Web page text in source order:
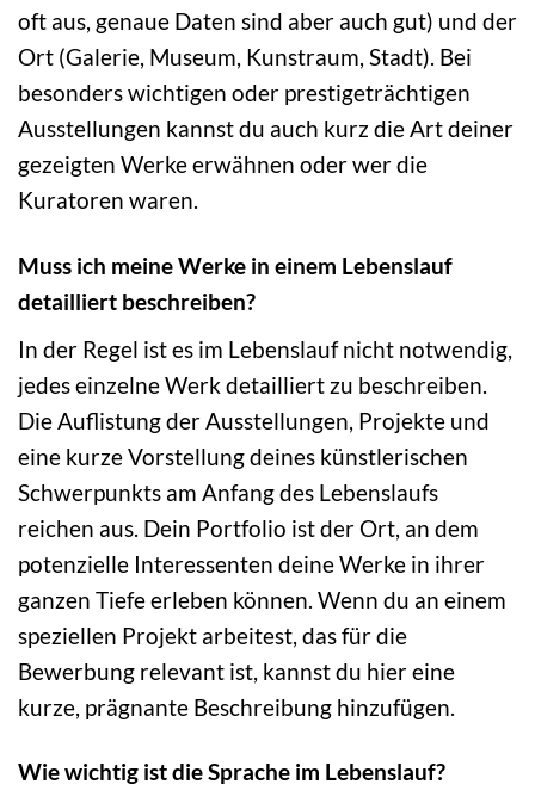
oft aus, genaue Daten sind aber auch gut) und der
Ort (Galerie, Museum, Kunstraum, Stadt). Bei
besonders wichtigen oder prestigeträchtigen
Ausstellungen kannst du auch kurz die Art deiner
gezeigten Werke erwähnen oder wer die
Kuratoren waren.
Muss ich meine Werke in einem Lebenslauf
detailliert beschreiben?
In der Regel ist es im Lebenslauf nicht notwendig,
jedes einzelne Werk detailliert zu beschreiben.
Die Auflistung der Ausstellungen, Projekte und
eine kurze Vorstellung deines künstlerischen
Schwerpunkts am Anfang des Lebenslaufs
reichen aus. Dein Portfolio ist der Ort, an dem
potenzielle Interessenten deine Werke in ihrer
ganzen Tiefe erleben können. Wenn du an einem
speziellen Projekt arbeitest, das für die
Bewerbung relevant ist, kannst du hier eine
kurze, prägnante Beschreibung hinzufügen.
Wie wichtig ist die Sprache im Lebenslauf?